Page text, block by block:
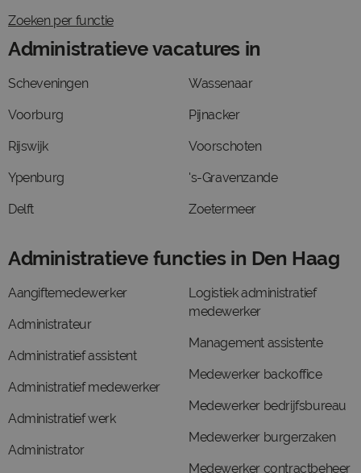
Zoeken per functie
Administratieve vacatures in
Scheveningen
Voorburg
Rijswijk
Ypenburg
Delft
Wassenaar
Pijnacker
Voorschoten
's-Gravenzande
Zoetermeer
Administratieve functies in Den Haag
Aangiftemedewerker
Administrateur
Administratief assistent
Administratief medewerker
Administratief werk
Administrator
Logistiek administratief
medewerker
Management assistente
Medewerker backoffice
Medewerker bedrijfsbureau
Medewerker burgerzaken
Medewerker contractbeheer